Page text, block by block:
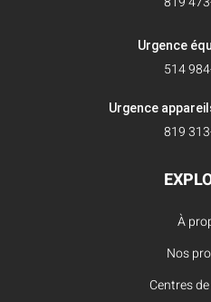
Urgence
514
Urgence
819
À
Nos
Centres